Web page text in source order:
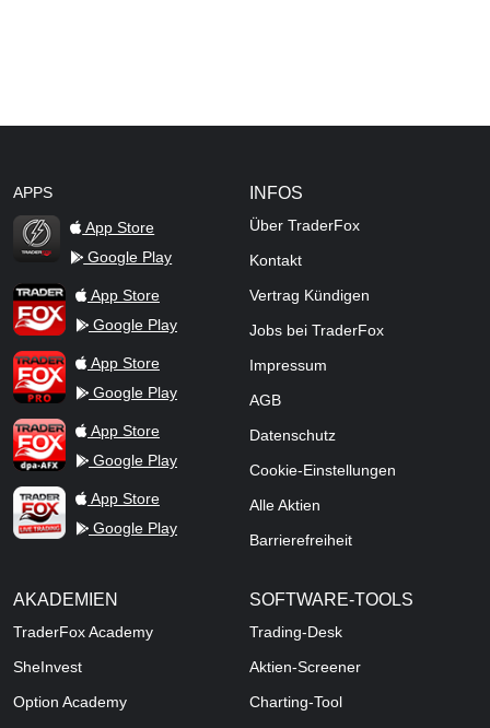
APPS
TraderFox Flash
App Store
Google Play
TraderFox AppApp Store
Google Play
TraderFox ProApp Store
Google Play
TraderFox dpa-AFX ProFeed
App Store
Google Play
TraderFox Live Trading
App Store
Google Play
INFOS
Über TraderFox
Kontakt
Vertrag Kündigen
Jobs bei TraderFox
Impressum
AGB
Datenschutz
Cookie-Einstellungen
Alle Aktien
Barrierefreiheit
AKADEMIEN
TraderFox Academy
SheInvest
Option Academy
SOFTWARE-TOOLS
Trading-Desk
Aktien-Screener
Charting-Tool